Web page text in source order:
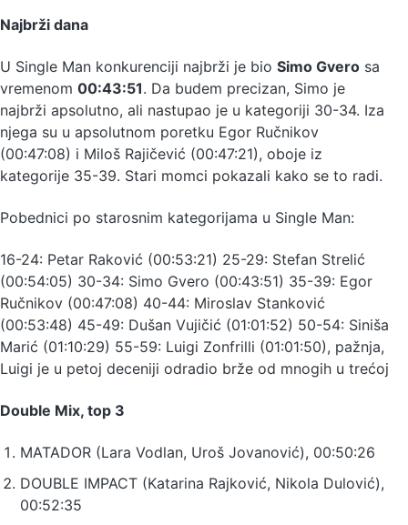
Najbrži dana
U Single Man konkurenciji najbrži je bio Simo Gvero sa
vremenom 00:43:51. Da budem precizan, Simo je
najbrži apsolutno, ali nastupao je u kategoriji 30-34. Iza
njega su u apsolutnom poretku Egor Ručnikov
(00:47:08) i Miloš Rajičević (00:47:21), oboje iz
kategorije 35-39. Stari momci pokazali kako se to radi.
Pobednici po starosnim kategorijama u Single Man:
16-24: Petar Raković (00:53:21) 25-29: Stefan Strelić
(00:54:05) 30-34: Simo Gvero (00:43:51) 35-39: Egor
Ručnikov (00:47:08) 40-44: Miroslav Stanković
(00:53:48) 45-49: Dušan Vujičić (01:01:52) 50-54: Siniša
Marić (01:10:29) 55-59: Luigi Zonfrilli (01:01:50), pažnja,
Luigi je u petoj deceniji odradio brže od mnogih u trećoj
Double Mix, top 3
MATADOR (Lara Vodlan, Uroš Jovanović), 00:50:26
DOUBLE IMPACT (Katarina Rajković, Nikola Dulović),
00:52:35